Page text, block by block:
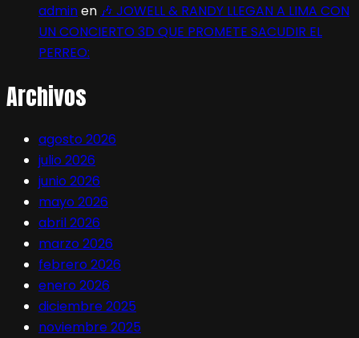
adminen 🎶 JOWELL & RANDY LLEGAN A LIMA CON
UN CONCIERTO 3D QUE PROMETE SACUDIR EL
PERREO:
Archivos
agosto 2026
julio 2026
junio 2026
mayo 2026
abril 2026
marzo 2026
febrero 2026
enero 2026
diciembre 2025
noviembre 2025